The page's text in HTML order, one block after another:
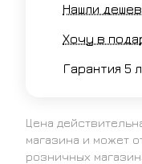
Нашли
Хочу в
Гарантия 5
Цена
магазина и может
розничных